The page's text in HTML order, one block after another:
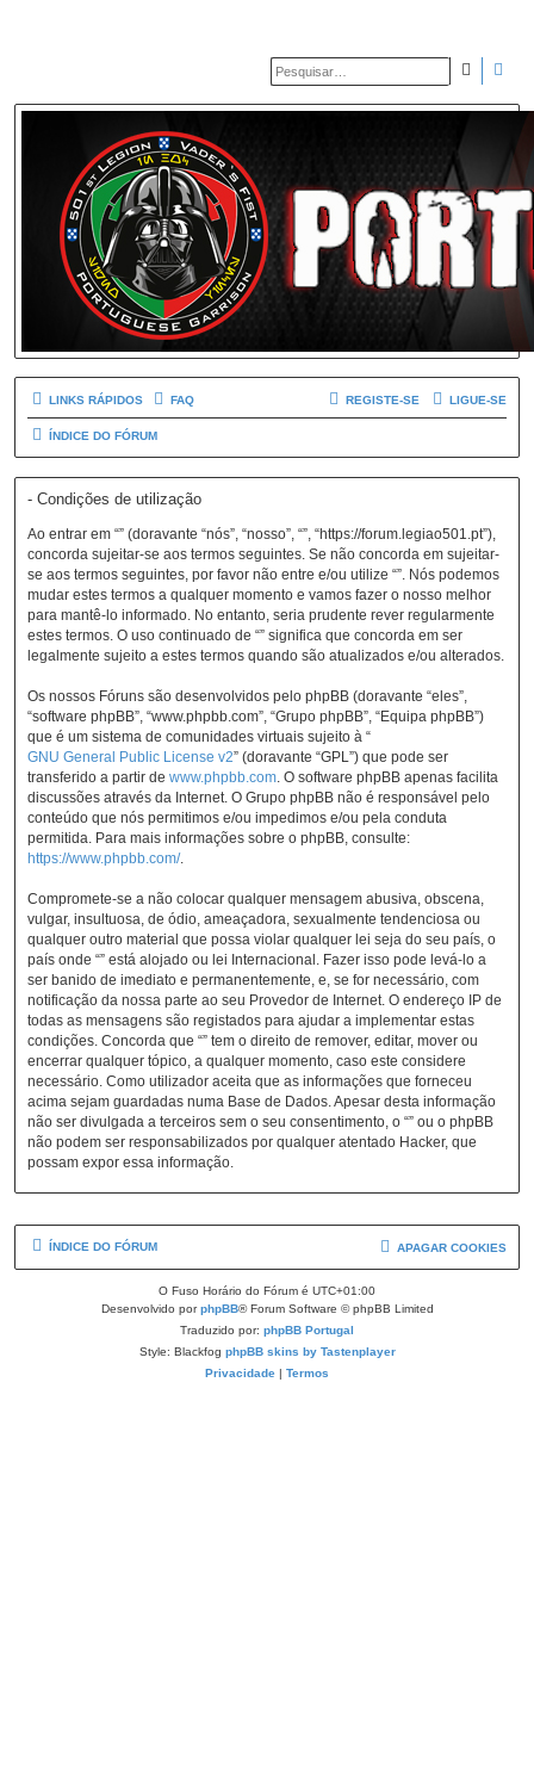
LINKS RÁPIDOS FAQ LIGUE-SE
REGISTE-SE
ÍNDICE DO FÓRUM
- Condições de utilização
Ao entrar em “” (doravante “nós”, “nosso”, “”, “https://forum.legiao501.pt”),
concorda sujeitar-se aos termos seguintes. Se não concorda em sujeitar-
se aos termos seguintes, por favor não entre e/ou utilize “”. Nós podemos
mudar estes termos a qualquer momento e vamos fazer o nosso melhor
para mantê-lo informado. No entanto, seria prudente rever regularmente
estes termos. O uso continuado de “” significa que concorda em ser
legalmente sujeito a estes termos quando são atualizados e/ou alterados.
Os nossos Fóruns são desenvolvidos pelo phpBB (doravante “eles”,
“software phpBB”, “www.phpbb.com”, “Grupo phpBB”, “Equipa phpBB”)
que é um sistema de comunidades virtuais sujeito à “
GNU General Public License v2” (doravante “GPL”) que pode ser
transferido a partir de www.phpbb.com. O software phpBB apenas facilita
discussões através da Internet. O Grupo phpBB não é responsável pelo
conteúdo que nós permitimos e/ou impedimos e/ou pela conduta
permitida. Para mais informações sobre o phpBB, consulte:
https://www.phpbb.com/.
Compromete-se a não colocar qualquer mensagem abusiva, obscena,
vulgar, insultuosa, de ódio, ameaçadora, sexualmente tendenciosa ou
qualquer outro material que possa violar qualquer lei seja do seu país, o
país onde “” está alojado ou lei Internacional. Fazer isso pode levá-lo a
ser banido de imediato e permanentemente, e, se for necessário, com
notificação da nossa parte ao seu Provedor de Internet. O endereço IP de
todas as mensagens são registados para ajudar a implementar estas
condições. Concorda que “” tem o direito de remover, editar, mover ou
encerrar qualquer tópico, a qualquer momento, caso este considere
necessário. Como utilizador aceita que as informações que forneceu
acima sejam guardadas numa Base de Dados. Apesar desta informação
não ser divulgada a terceiros sem o seu consentimento, o “” ou o phpBB
não podem ser responsabilizados por qualquer atentado Hacker, que
possam expor essa informação.
ÍNDICE DO FÓRUM APAGAR COOKIES
O Fuso Horário do Fórum é UTC+01:00
Desenvolvido porphpBB® Forum Software © phpBB Limited
Traduzido por: phpBB Portugal
Style: Blackfog phpBB skins by Tastenplayer
Privacidade | Termos